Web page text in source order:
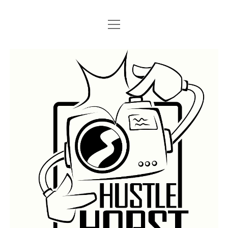
STARTSEITE
BERLIN GRAFFITI
Menü
öffnen
BERLIN BOMBINGS
BERLIN SUBWAY
BERLIN S-BAHN
TRAINS
LEGAL WALLS
HOTTER FRAGT…
ROSTOCK
REGIO
GÜTER
ATHENS GRAFFITI Menü
öffnen
ATHENS TRAINS
Menü
öffnen
Hustlehorst